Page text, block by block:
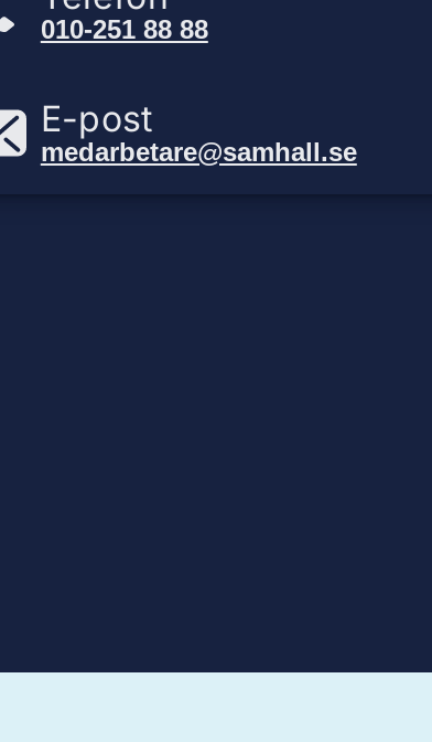
010-251 88 88
E-post
medarbetare@samhall.se